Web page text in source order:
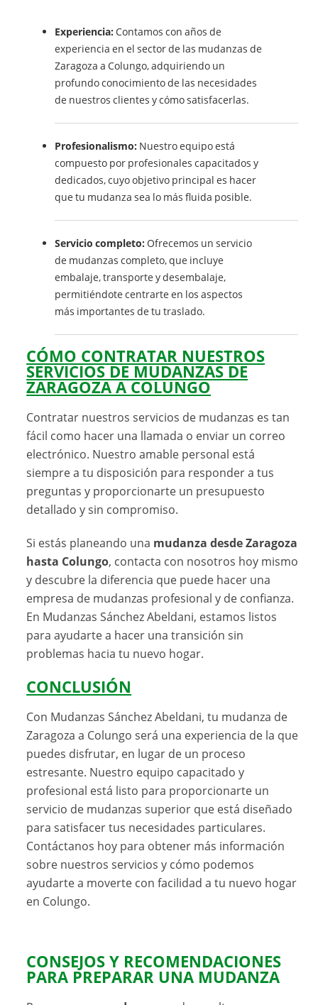
Experiencia: Contamos con años de
experiencia en el sector de las mudanzas de
Zaragoza a Colungo, adquiriendo un
profundo conocimiento de las necesidades
de nuestros clientes y cómo satisfacerlas.
Profesionalismo: Nuestro equipo está
compuesto por profesionales capacitados y
dedicados, cuyo objetivo principal es hacer
que tu mudanza sea lo más fluida posible.
Servicio completo: Ofrecemos un servicio
de mudanzas completo, que incluye
embalaje, transporte y desembalaje,
permitiéndote centrarte en los aspectos
más importantes de tu traslado.
CÓMO CONTRATAR NUESTROS
SERVICIOS DE MUDANZAS DE
ZARAGOZA A COLUNGO
Contratar nuestros servicios de mudanzas es tan
fácil como hacer una llamada o enviar un correo
electrónico. Nuestro amable personal está
siempre a tu disposición para responder a tus
preguntas y proporcionarte un presupuesto
detallado y sin compromiso.
Si estás planeando una mudanza desde Zaragoza
hasta Colungo, contacta con nosotros hoy mismo
y descubre la diferencia que puede hacer una
empresa de mudanzas profesional y de confianza.
En Mudanzas Sánchez Abeldani, estamos listos
para ayudarte a hacer una transición sin
problemas hacia tu nuevo hogar.
CONCLUSIÓN
Con Mudanzas Sánchez Abeldani, tu mudanza de
Zaragoza a Colungo será una experiencia de la que
puedes disfrutar, en lugar de un proceso
estresante. Nuestro equipo capacitado y
profesional está listo para proporcionarte un
servicio de mudanzas superior que está diseñado
para satisfacer tus necesidades particulares.
Contáctanos hoy para obtener más información
sobre nuestros servicios y cómo podemos
ayudarte a moverte con facilidad a tu nuevo hogar
en Colungo.
CONSEJOS Y RECOMENDACIONES
PARA PREPARAR UNA MUDANZA